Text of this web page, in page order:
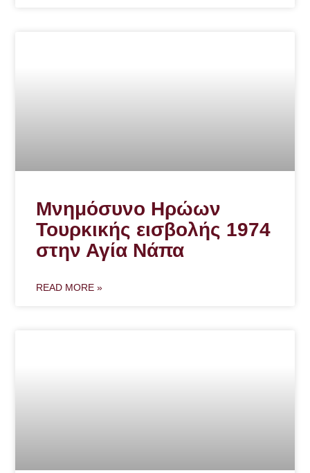
Μνημόσυνο Ηρώων
Τουρκικής εισβολής 1974
στην Αγία Νάπα
READ MORE »